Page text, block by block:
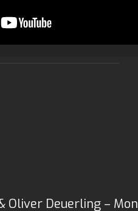
Oliver Deuerling –